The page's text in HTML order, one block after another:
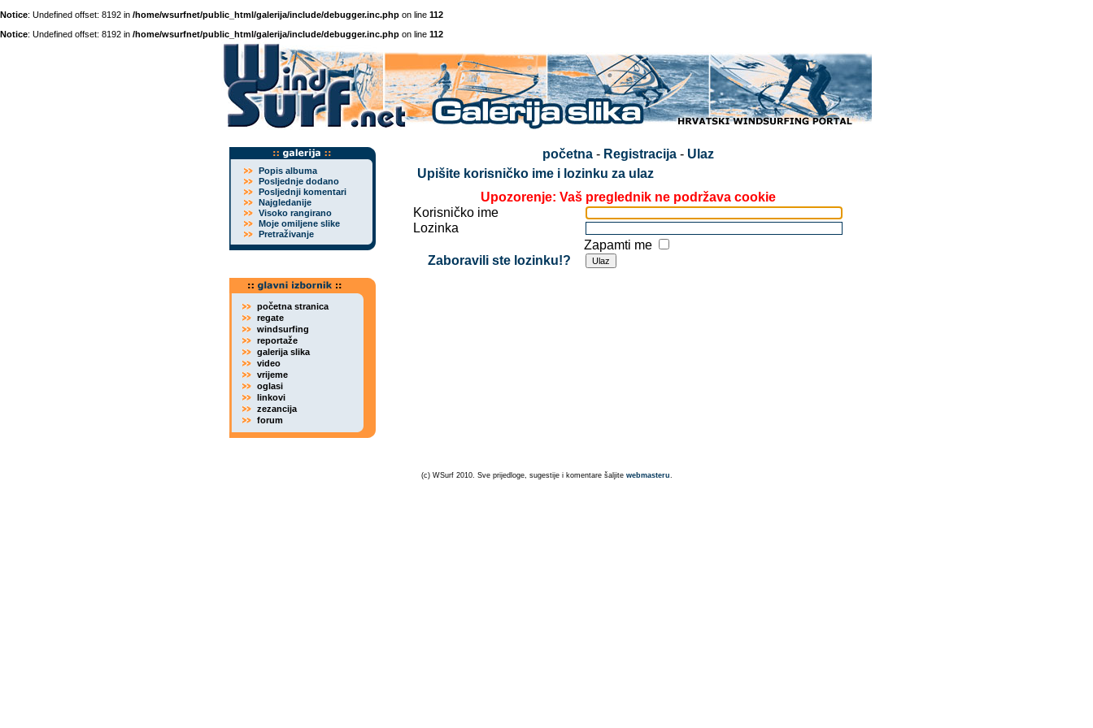
Notice: Undefined offset: 8192 in /home/wsurfnet/public_html/galerija/include/debugger.inc.php on line 112
Notice: Undefined offset: 8192 in /home/wsurfnet/public_html/galerija/include/debugger.inc.php on line 112
Popis albuma
Posljednje dodano
Posljednji komentari
Najgledanije
Visoko rangirano
Moje omiljene slike
Pretraživanje
početna stranica
regate
windsurfing
reportaže
galerija slika
video
vrijeme
oglasi
linkovi
zezancija
forum
početna- Registracija- Ulaz
Upišite korisničko ime i lozinku za ulaz
Upozorenje: Vaš preglednik ne podržava cookie
Korisničko ime
Lozinka
Zapamti me
Zaboravili ste lozinku!?
(c) WSurf 2010. Sve prijedloge, sugestije i komentare šaljite webmasteru